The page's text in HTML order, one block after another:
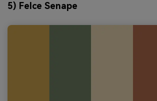
5) Felce Senape